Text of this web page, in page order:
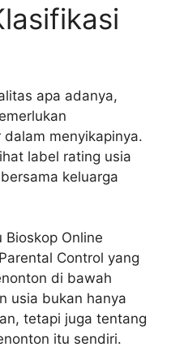
apa adanya,
menyikapinya.
label rating usia
keluarga
Online
Control yang
di bawah
usia bukan hanya
tetapi juga tentang
itu sendiri.